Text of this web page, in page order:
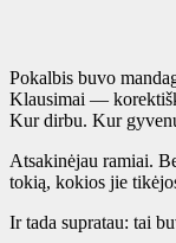
Pokalbis buvo
Klausimai —
Kur dirbu. Kur
Atsakinėjau ramiai.
tokią, kokios jie
Ir tada supratau: tai